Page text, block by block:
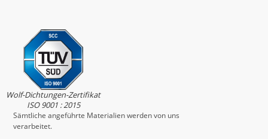
Wolf-Dichtungen-Zertifikat
ISO 9001 : 2015
Sämtliche angeführte Materialien werden von uns
verarbeitet.